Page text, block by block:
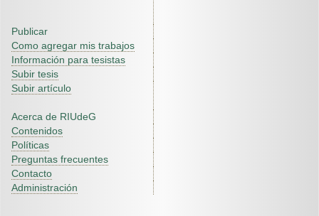
Publicar
Como agregar mis trabajos
Información para tesistas
Subir tesis
Subir artículo
Acerca de RIUdeG
Contenidos
Políticas
Preguntas frecuentes
Contacto
Administración